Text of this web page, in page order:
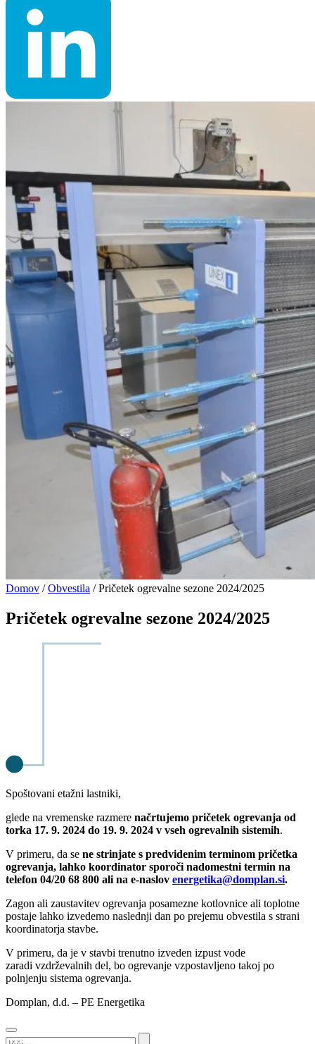
Domov / Obvestila / Pričetek ogrevalne sezone 2024/2025
Pričetek ogrevalne sezone 2024/2025
Spoštovani etažni lastniki,
glede na vremenske razmere načrtujemo pričetek ogrevanja od
torka 17. 9. 2024 do 19. 9. 2024 v vseh ogrevalnih sistemih.
V primeru, da se ne strinjate s predvidenim terminom pričetka
ogrevanja, lahko koordinator sporoči nadomestni termin na
telefon 04/20 68 800 ali na e-naslov energetika@domplan.si.
Zagon ali zaustavitev ogrevanja posamezne kotlovnice ali toplotne
postaje lahko izvedemo naslednji dan po prejemu obvestila s strani
koordinatorja stavbe.
V primeru, da je v stavbi trenutno izveden izpust vode
zaradi vzdrževalnih del, bo ogrevanje vzpostavljeno takoj po
polnjenju sistema ogrevanja.
Domplan, d.d. – PE Energetika